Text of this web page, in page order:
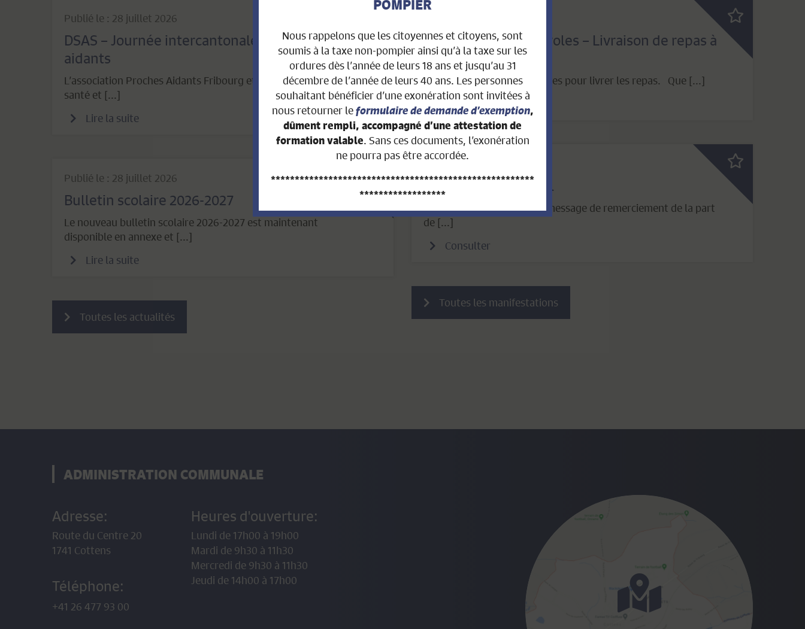
Publié le : 28 juillet 2026
DSAS – Journée intercantonale des proches
aidants
L’association Proches Aidants Fribourg et la Direction de la
santé et [...]
Lire la suite
Publié le : 28 juillet 2026
Bulletin scolaire 2026-2027
Le nouveau bulletin scolaire 2026-2027 est maintenant
disponible en annexe et [...]
Lire la suite
Toutes les actualités
Recherche de bénévoles – Livraison de repas à
domicile
Il nous manque des bénévoles pour livrer les repas. Que [...]
Consulter
Publié le : 1 juin 2026
Duel intercommunal
Vous trouverez ci-joint un message de remerciement de la part
de [...]
Consulter
Toutes les manifestations
ADMINISTRATION COMMUNALE
Heures d'ouverture:
Lundi de 17h00 à 19h00
Mardi de 9h30 à 11h30
Mercredi de 9h30 à 11h30
Jeudi de 14h00 à 17h00
Adresse:
Route du Centre 20
1741 Cottens
Téléphone:
+41 26 477 93 00
POMPIER
Nous rappelons que les citoyennes et citoyens, sont
soumis à la taxe non-pompier ainsi qu’à la taxe sur les
ordures dès l’année de leurs 18 ans et jusqu’au 31
décembre de l’année de leurs 40 ans. Les personnes
souhaitant bénéficier d’une exonération sont invitées à
nous retourner leformulaire de demande d’exemption,
dûment rempli, accompagné d’une attestation de
formation valable. Sans ces documents, l’exonération
ne pourra pas être accordée.
*******************************************************
******************
AVIS AUX PROPRIÉTAIRES FONCIERS
QUI ONT VENDU LEUR BIEN IMMOBILIER
DURANT L’ANNÉE 2026
Nous portons à votre connaissance que nous n’avons
calculée sur la valeur fiscale fixée au 31 décembre de
*******************************************************